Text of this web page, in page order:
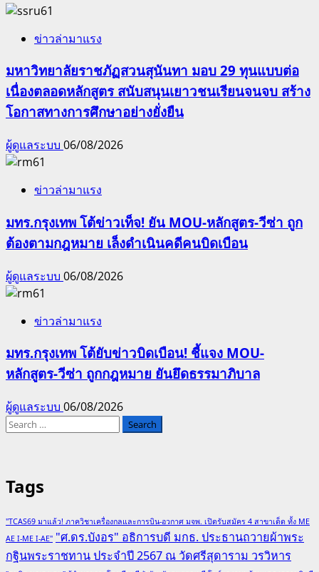
ข่าวล่ามาแรง
มหาวิทยาลัยราชภัฏสวนสุนันทา มอบ 29 ทุนแบบต่อ
เนื่องตลอดหลักสูตร สนับสนุนเยาวชนเรียนจนจบ สร้าง
โอกาสทางการศึกษาอย่างยั่งยืน
ผู้ดูแลระบบ 06/08/2026
ข่าวล่ามาแรง
มทร.กรุงเทพ โต้ข่าวเท็จ! ยัน MOU-หลักสูตร-วีซ่า ถูก
ต้องตามกฎหมาย เล็งดำเนินคดีคนบิดเบือน
ผู้ดูแลระบบ 06/08/2026
ข่าวล่ามาแรง
มทร.กรุงเทพ โต้ยับข่าวบิดเบือน! ชี้แจง MOU-
หลักสูตร-วีซ่า ถูกกฎหมาย ยันยึดธรรมาภิบาล
ผู้ดูแลระบบ 06/08/2026
Search
Tags
"TCAS69 มาแล้ว! ภาควิชาเครื่องกลและการบิน-อวกาศ มจพ. เปิดรับสมัคร 4 สาขาเด็ด ทั้ง ME
AE I-ME I-AE" "ศ.ดร.บังอร" อธิการบดี มกธ. ประธานถวายผ้าพระ
กฐินพระราชทาน ประจำปี 2567 ณ วัดศรีสุดาราม วรวิหาร